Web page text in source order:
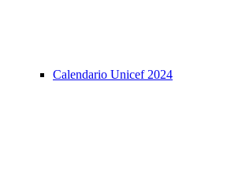
Calendario Unicef 2024